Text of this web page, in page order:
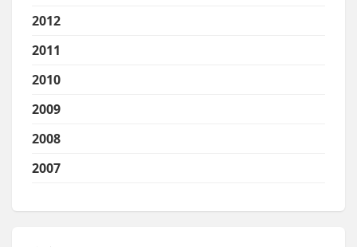
2012
2011
2010
2009
2008
2007